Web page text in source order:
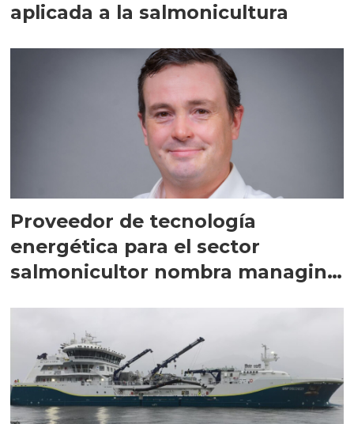
aplicada a la salmonicultura
Proveedor de tecnología
energética para el sector
salmonicultor nombra managing